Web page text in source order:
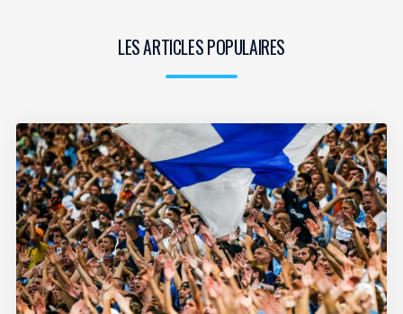
LES ARTICLES POPULAIRES